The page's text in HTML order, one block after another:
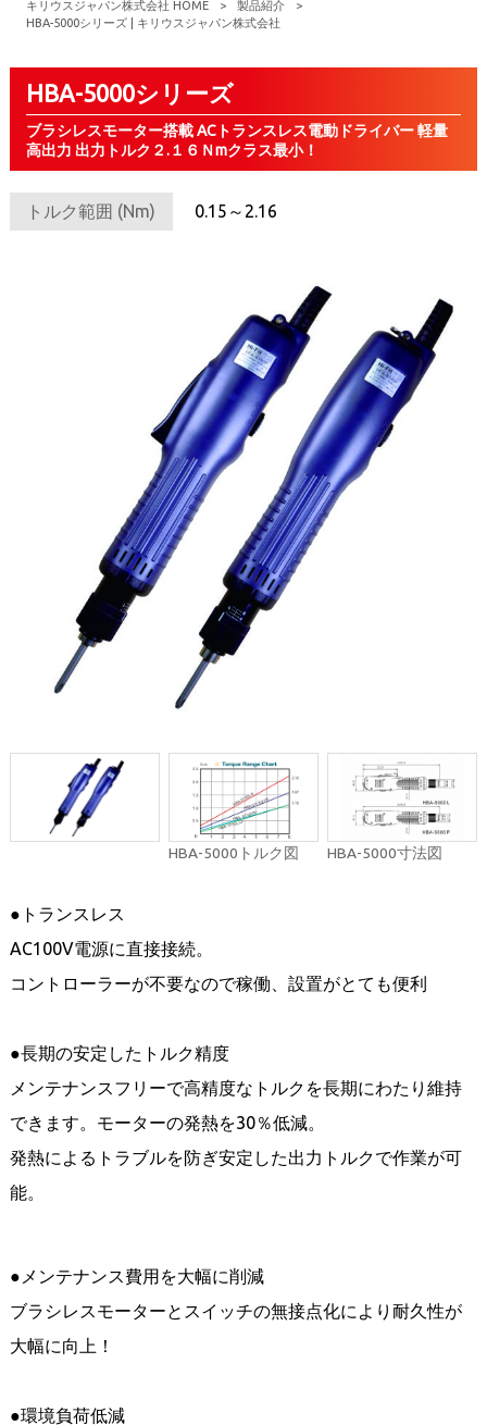
キリウスジャパン株式会社 HOME > 製品紹介
>
HBA-5000シリーズ | キリウスジャパン株式会社
HBA-5000シリーズ
ブラシレスモーター搭載 ACトランスレス電動ドライバー 軽量
高出力 出力トルク２.１６Ｎmクラス最小！
トルク範囲 (Nm) 0.15～2.16
HBA-5000トルク図 HBA-5000寸法図
●トランスレス
AC100V電源に直接接続。
コントローラーが不要なので稼働、設置がとても便利
●長期の安定したトルク精度
メンテナンスフリーで高精度なトルクを長期にわたり維持
できます。モーターの発熱を30％低減。
発熱によるトラブルを防ぎ安定した出力トルクで作業が可
能。
●メンテナンス費用を大幅に削減
ブラシレスモーターとスイッチの無接点化により耐久性が
大幅に向上！
●環境負荷低減